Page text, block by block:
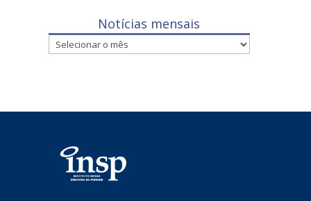
Notícias mensais
Notícias
mensais